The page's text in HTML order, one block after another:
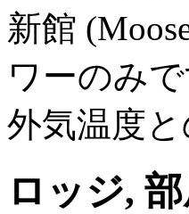
新館
ワーのみ
外気温度
ロッジ,